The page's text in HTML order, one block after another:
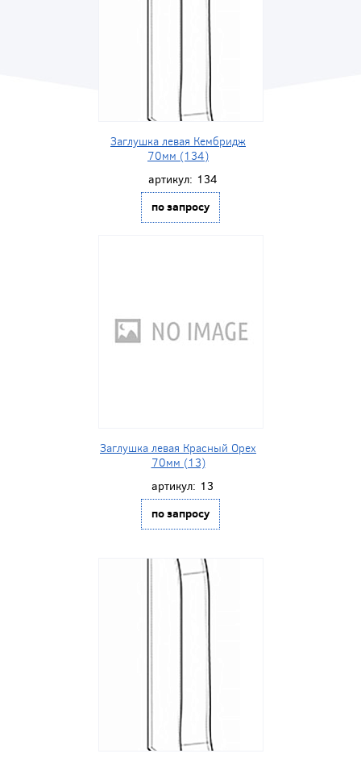
Заглушка левая Кембридж
70мм (134)
артикул: 134
по запросу
Заглушка левая Красный Орех
70мм (13)
артикул: 13
по запросу